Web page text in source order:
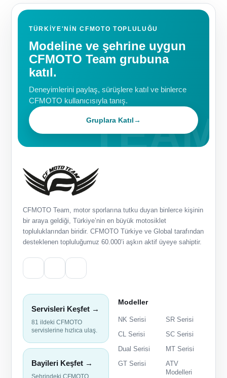
TÜRKIYE'NIN CFMOTO TOPLULUĞU
Modeline ve şehrine uygun
CFMOTO Team grubuna
katıl.
Deneyimlerini paylaş, sürüşlere katıl ve binlerce
CFMOTO kullanıcısıyla tanış.
Gruplara Katıl→
CFMOTO Team, motor sporlarına tutku duyan binlerce kişinin
bir araya geldiği, Türkiye’nin en büyük motosiklet
topluluklarından biridir. CFMOTO Türkiye ve Global tarafından
desteklenen topluluğumuz 60.000’i aşkın aktif üyeye sahiptir.
Servisleri Keşfet →
81 ildeki CFMOTO
servislerine hızlıca ulaş.
Bayileri Keşfet →
Modeller
NK Serisi
SR Serisi
CL Serisi
SC Serisi
Dual Serisi
MT Serisi
GT Serisi
ATV
Modelleri